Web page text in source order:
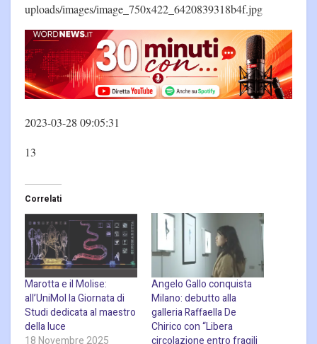
uploads/images/image_750x422_6420839318b4f.jpg
2023-03-28 09:05:31
13
Correlati
Marotta e il Molise:
all’UniMol la Giornata di
Studi dedicata al maestro
della luce
18 Novembre 2025
Angelo Gallo conquista
Milano: debutto alla
galleria Raffaella De
Chirico con “Libera
circolazione entro fragili